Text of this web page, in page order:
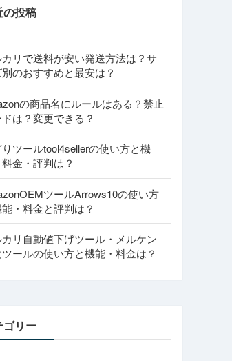
の投稿
カリで送料が安い発送方法は？サ
のおすすめと最安は？
の商品名にルールはある？禁止
は？変更できる？
ツールtool4sellerの使い方と機
金・評判は？
ツールArrows10の使い方
・料金と評判は？
カリ自動値下げツール・メルケン
ツールの使い方と機能・料金は？
ゴリー